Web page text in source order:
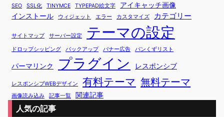
SEO SSL化 TINYMCE TYPEPAD絵文字
アイキャッチ画像
インストール
ウィジェット エラー カスタマイズ カテゴリー
サイトマップ サーバー設定 テーマの設定
ドロップシッピング バックアップ バナー広告 パンくずリスト
パーマリンク プラグイン レスポンシブ
レスポンシブWEBデザイン 有料テーマ 無料テーマ
画像読み込み 記事一覧 関連記事
人気の記事